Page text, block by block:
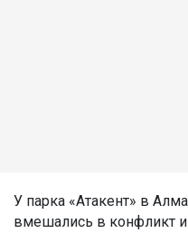
У парка «Атакент» в
вмешались в конфликт и